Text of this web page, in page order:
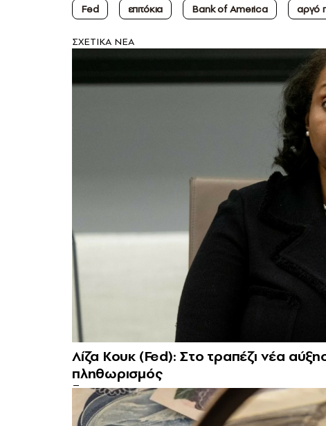
Fed
επιτόκια Bank of America αργό
ΣXETIKA NEA
Λίζα Κουκ (Fed): Στο τραπέζι νέα
πληθωρισμός